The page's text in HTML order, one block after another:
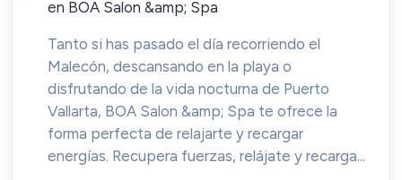
en BOA Salon &amp; Spa
Tanto si has pasado el día recorriendo el
Malecón, descansando en la playa o
disfrutando de la vida nocturna de Puerto
Vallarta, BOA Salon &amp; Spa te ofrece la
forma perfecta de relajarte y recargar
energías. Recupera fuerzas, relájate y recarga...